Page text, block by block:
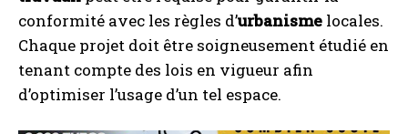
conformité avec les règles d’urbanisme locales.
Chaque projet doit être soigneusement étudié en
tenant compte des lois en vigueur afin
d’optimiser l’usage d’un tel espace.